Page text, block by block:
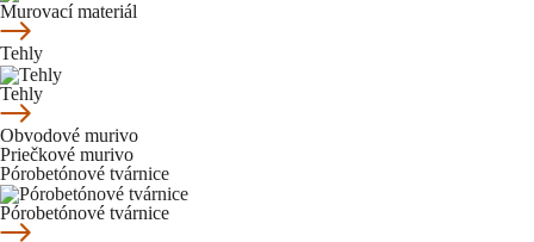
Murovací materiál
Tehly
Tehly
Obvodové murivo
Priečkové murivo
Pórobetónové tvárnice
Pórobetónové tvárnice